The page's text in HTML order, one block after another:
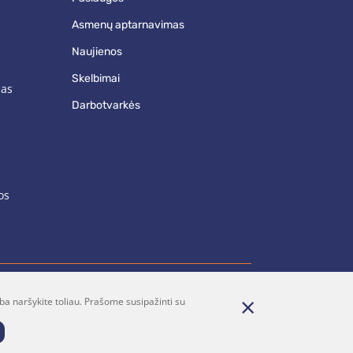
asmenų aptarnavimas
naujienos
skelbimai
darbotvarkės
Parašykite mums
naršykite toliau. Prašome susipažinti su